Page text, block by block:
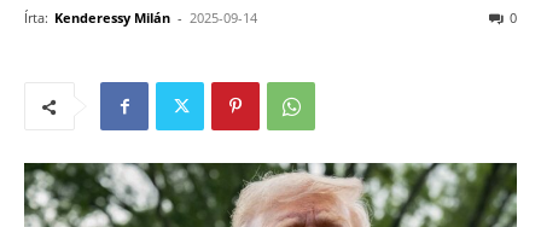
Írta: Kenderessy Milán - 2025-09-14 0